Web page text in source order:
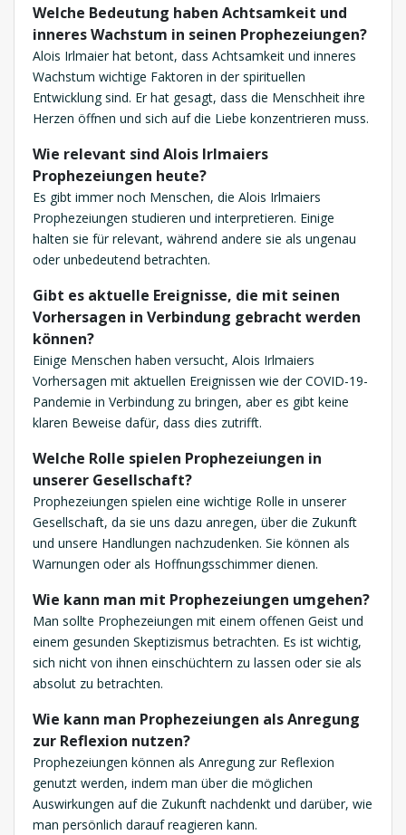
Welche Bedeutung haben Achtsamkeit und
inneres Wachstum in seinen Prophezeiungen?
Alois Irlmaier hat betont, dass Achtsamkeit und inneres
Wachstum wichtige Faktoren in der spirituellen
Entwicklung sind. Er hat gesagt, dass die Menschheit ihre
Herzen öffnen und sich auf die Liebe konzentrieren muss.
Wie relevant sind Alois Irlmaiers
Prophezeiungen heute?
Es gibt immer noch Menschen, die Alois Irlmaiers
Prophezeiungen studieren und interpretieren. Einige
halten sie für relevant, während andere sie als ungenau
oder unbedeutend betrachten.
Gibt es aktuelle Ereignisse, die mit seinen
Vorhersagen in Verbindung gebracht werden
können?
Einige Menschen haben versucht, Alois Irlmaiers
Vorhersagen mit aktuellen Ereignissen wie der COVID-19-
Pandemie in Verbindung zu bringen, aber es gibt keine
klaren Beweise dafür, dass dies zutrifft.
Welche Rolle spielen Prophezeiungen in
unserer Gesellschaft?
Prophezeiungen spielen eine wichtige Rolle in unserer
Gesellschaft, da sie uns dazu anregen, über die Zukunft
und unsere Handlungen nachzudenken. Sie können als
Warnungen oder als Hoffnungsschimmer dienen.
Wie kann man mit Prophezeiungen umgehen?
Man sollte Prophezeiungen mit einem offenen Geist und
einem gesunden Skeptizismus betrachten. Es ist wichtig,
sich nicht von ihnen einschüchtern zu lassen oder sie als
absolut zu betrachten.
Wie kann man Prophezeiungen als Anregung
zur Reflexion nutzen?
Prophezeiungen können als Anregung zur Reflexion
genutzt werden, indem man über die möglichen
Auswirkungen auf die Zukunft nachdenkt und darüber, wie
man persönlich darauf reagieren kann.